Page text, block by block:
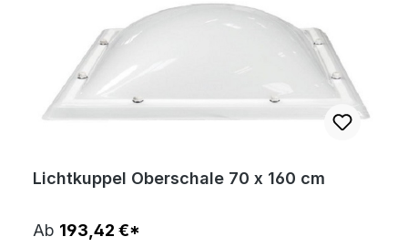
Lichtkuppel Oberschale 70 x 160 cm
Ab 193,42 €*